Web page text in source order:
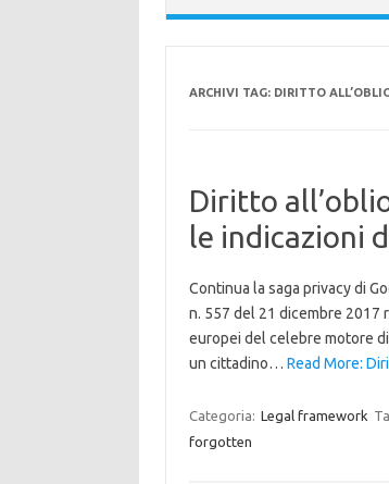
ARCHIVI TAG: DIRITTO
Diritto
le indicazioni
Continua la saga privacy di
n. 557 del 21 dicembre 2017
europei del celebre motore
un cittadino… Read More:
Categoria: Legal framework
forgotten